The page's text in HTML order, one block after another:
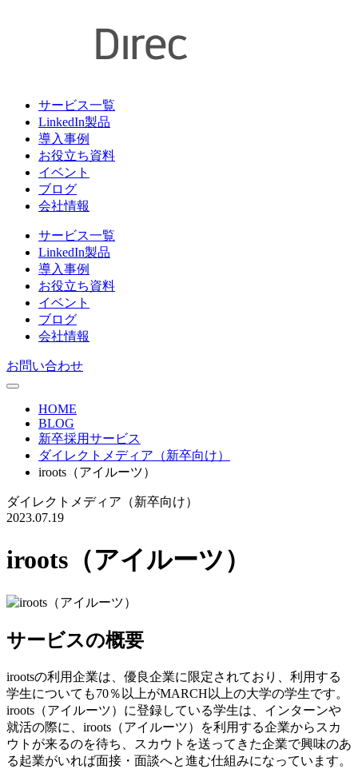
サービス一覧
LinkedIn製品
導入事例
お役立ち資料
イベント
ブログ
会社情報
サービス一覧
LinkedIn製品
導入事例
お役立ち資料
イベント
ブログ
会社情報
お問い合わせ
HOME
BLOG
新卒採用サービス
ダイレクトメディア（新卒向け）
iroots（アイルーツ）
ダイレクトメディア（新卒向け）
2023.07.19
iroots（アイルーツ）
サービスの概要
irootsの利用企業は、優良企業に限定されており、利用する
学生についても70％以上がMARCH以上の大学の学生です。
iroots（アイルーツ）に登録している学生は、インターンや
就活の際に、iroots（アイルーツ）を利用する企業からスカ
ウトが来るのを待ち、スカウトを送ってきた企業で興味のあ
る起業がいれば面接・面談へと進む仕組みになっています。